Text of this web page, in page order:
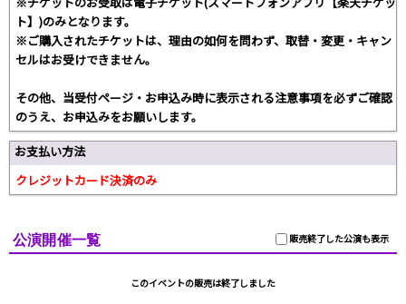
ト】)のみとなります。
※ご購入されたチケットは、理由の如何を問わず、取替・変更・キャン
セルはお受けできません。
その他、当受付ページ・お申込み時に表示される注意事項を必ずご確認
のうえ、お申込みをお願いします。
お支払い方法
クレジットカード決済のみ
販売終了した公演も表示
公演開催一覧
このイベントの販売は終了しました